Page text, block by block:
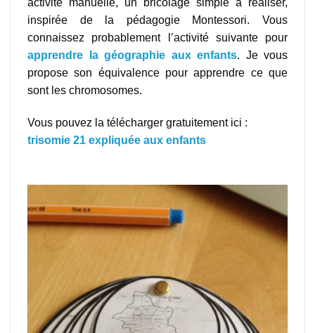
activité manuelle, un bricolage simple à réaliser,
inspirée de la pédagogie Montessori. Vous
connaissez probablement l’activité suivante pour
apprendre la géographie aux enfants. Je vous
propose son équivalence pour apprendre ce que
sont les chromosomes.
Vous pouvez la télécharger gratuitement ici :
trisomie 21 expliquée aux enfants